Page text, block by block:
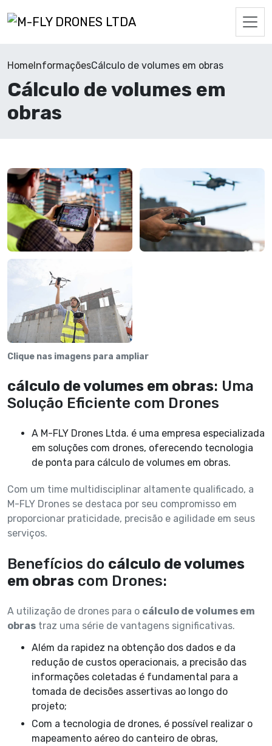
HomeInformaçõesCálculo de volumes em obras
Cálculo de volumes em
obras
Clique nas imagens para ampliar
cálculo de volumes em obras: Uma
Solução Eficiente com Drones
A M-FLY Drones Ltda. é uma empresa especializada
em soluções com drones, oferecendo tecnologia
de ponta para cálculo de volumes em obras.
Com um time multidisciplinar altamente qualificado, a
M-FLY Drones se destaca por seu compromisso em
proporcionar praticidade, precisão e agilidade em seus
serviços.
Benefícios do cálculo de volumes
em obras com Drones:
A utilização de drones para o cálculo de volumes em
obras traz uma série de vantagens significativas.
Além da rapidez na obtenção dos dados e da
redução de custos operacionais, a precisão das
informações coletadas é fundamental para a
tomada de decisões assertivas ao longo do
projeto;
Com a tecnologia de drones, é possível realizar o
mapeamento aéreo do canteiro de obras,